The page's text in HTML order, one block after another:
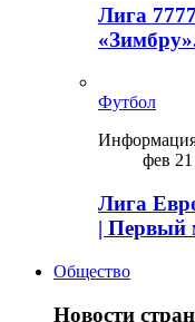
Лига
Футбол
фев
Лига
| Первый
Общество
Новости стран